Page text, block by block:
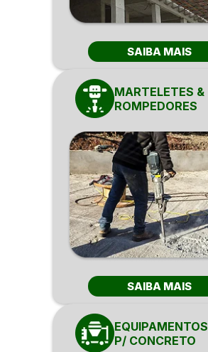
SAIBA MAIS
MARTELETES &
ROMPEDORES
SAIBA MAIS
EQUIPAMENTOS
P/ CONCRETO